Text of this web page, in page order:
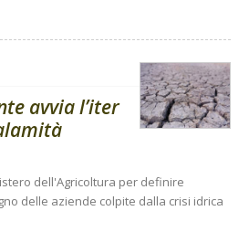
avvia l’iter
dell'Agricoltura per definire
delle aziende colpite dalla crisi idrica